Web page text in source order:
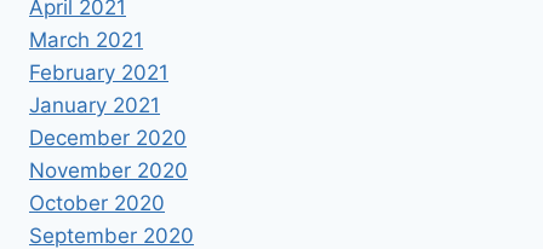
April 2021
March 2021
February 2021
January 2021
December 2020
November 2020
October 2020
September 2020